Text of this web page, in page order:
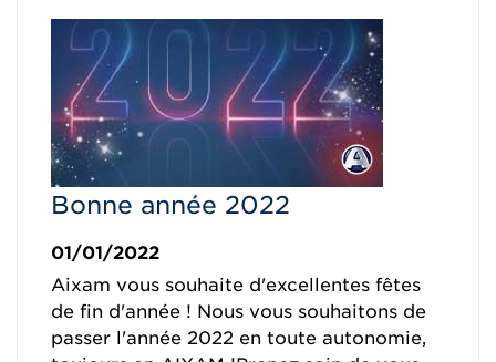
Bonne année 2022
01/01/2022
Aixam vous souhaite d'excellentes fêtes
de fin d'année ! Nous vous souhaitons de
passer l'année 2022 en toute autonomie,